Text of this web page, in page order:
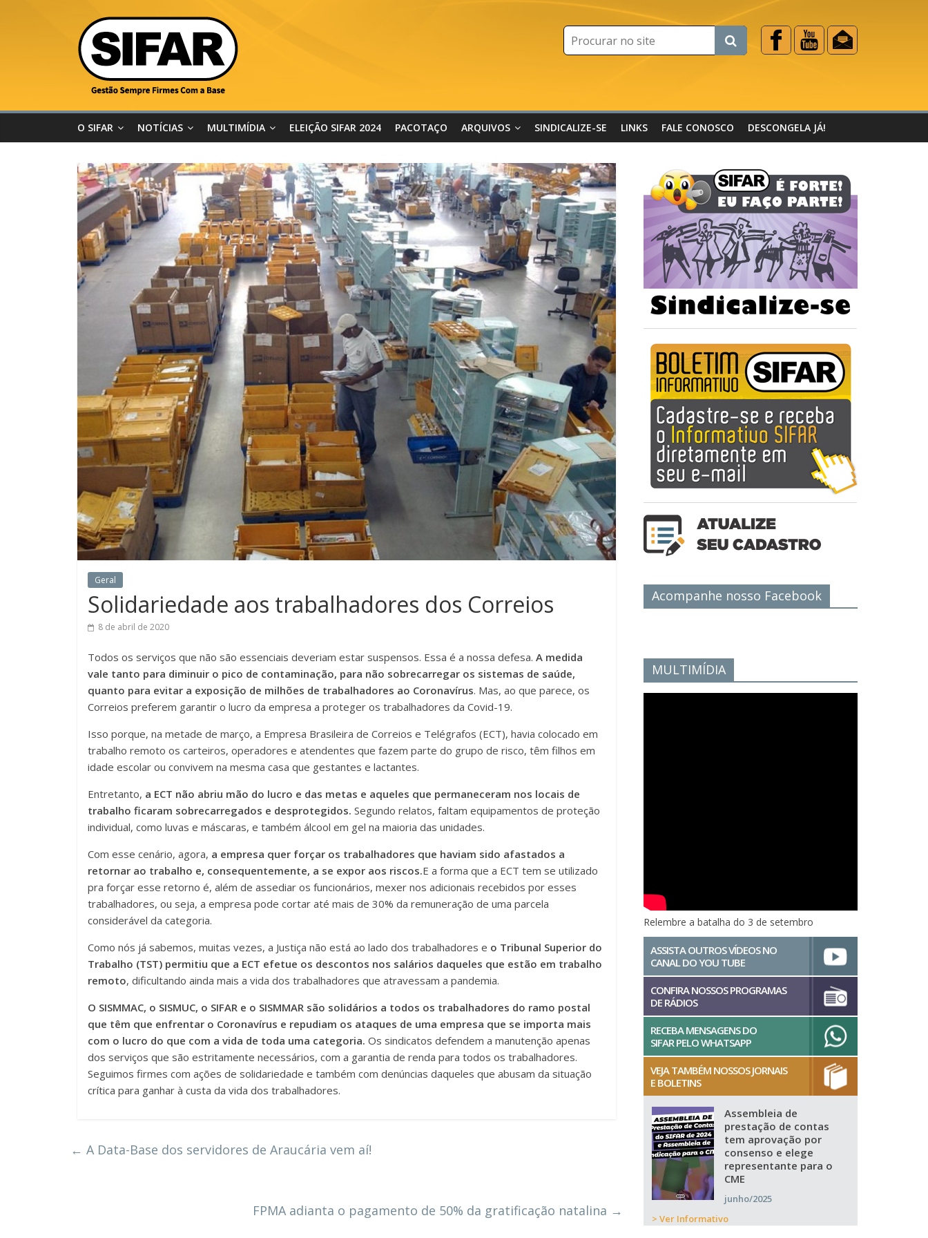
O SIFAR NOTÍCIAS MULTIMÍDIA ELEIÇÃO SIFAR 2024 PACOTAÇO ARQUIVOS SINDICALIZE-SE LINKS FALE CONOSCO DESCONGELA JÁ!
Geral
Solidariedade aos trabalhadores dos Correios
8 de abril de 2020
Todos os serviços que não são essenciais deveriam estar suspensos. Essa é a nossa defesa. A medida
vale tanto para diminuir o pico de contaminação, para não sobrecarregar os sistemas de saúde,
quanto para evitar a exposição de milhões de trabalhadores ao Coronavírus. Mas, ao que parece, os
Correios preferem garantir o lucro da empresa a proteger os trabalhadores da Covid-19.
Isso porque, na metade de março, a Empresa Brasileira de Correios e Telégrafos (ECT), havia colocado em
trabalho remoto os carteiros, operadores e atendentes que fazem parte do grupo de risco, têm filhos em
idade escolar ou convivem na mesma casa que gestantes e lactantes.
Entretanto, a ECT não abriu mão do lucro e das metas e aqueles que permaneceram nos locais de
trabalho ficaram sobrecarregados e desprotegidos. Segundo relatos, faltam equipamentos de proteção
individual, como luvas e máscaras, e também álcool em gel na maioria das unidades.
Com esse cenário, agora, a empresa quer forçar os trabalhadores que haviam sido afastados a
retornar ao trabalho e, consequentemente, a se expor aos riscos.E a forma que a ECT tem se utilizado
pra forçar esse retorno é, além de assediar os funcionários, mexer nos adicionais recebidos por esses
trabalhadores, ou seja, a empresa pode cortar até mais de 30% da remuneração de uma parcela
considerável da categoria.
Como nós já sabemos, muitas vezes, a Justiça não está ao lado dos trabalhadores e o Tribunal Superior do
Trabalho (TST) permitiu que a ECT efetue os descontos nos salários daqueles que estão em trabalho
remoto, dificultando ainda mais a vida dos trabalhadores que atravessam a pandemia.
O SISMMAC, o SISMUC, o SIFAR e o SISMMAR são solidários a todos os trabalhadores do ramo postal
que têm que enfrentar o Coronavírus e repudiam os ataques de uma empresa que se importa mais
com o lucro do que com a vida de toda uma categoria. Os sindicatos defendem a manutenção apenas
dos serviços que são estritamente necessários, com a garantia de renda para todos os trabalhadores.
Seguimos firmes com ações de solidariedade e também com denúncias daqueles que abusam da situação
crítica para ganhar à custa da vida dos trabalhadores.
← A Data-Base dos servidores de Araucária vem aí!
FPMA adianta o pagamento de 50% da gratificação natalina →
Acompanhe nosso Facebook
MULTIMÍDIA
Relembre a batalha do 3 de setembro
ASSISTA OUTROS VÍDEOS NO
CANAL DO YOU TUBE
CONFIRA NOSSOS PROGRAMAS
DE RÁDIOS
RECEBA MENSAGENS DO
SIFAR PELO WHATSAPP
VEJA TAMBÉM NOSSOS JORNAIS
E BOLETINS
Assembleia de
prestação de contas
tem aprovação por
consenso e elege
representante para o
CME
junho/2025
> Ver Informativo